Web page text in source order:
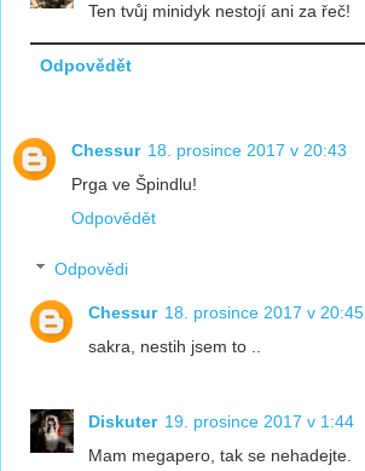
Ten tvůj minidyk nestojí ani za řeč!
Odpovědět
Chessur 18. prosince 2017 v 20:43
Prga ve Špindlu!
Odpovědět
Odpovědi
Chessur 18. prosince 2017 v 20:45
sakra, nestih jsem to ..
Diskuter 19. prosince 2017 v 1:44
Mam megapero, tak se nehadejte.